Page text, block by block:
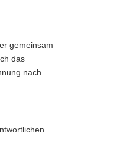
gemeinsam
das
nach